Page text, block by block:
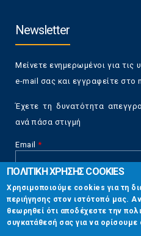
Newsletter
Μείνετε ενημερωμένοι για
e-mail σας και εγγραφείτε στο
Έχετε τη δυνατότητα
ανά πάσα στιγμή
Email *
CAPTCHA
This
question is
for testing
whether or
Επικοινωνία
ΠΟΛΙΤΙΚΗ ΧΡΗΣΗΣ COOKIES
Χρησιμοποιούμε cookies για τη
περιήγησης στον ιστότοπό μας.
θεωρηθεί ότι αποδέχεστε την
συγκατάθεσή σας για να